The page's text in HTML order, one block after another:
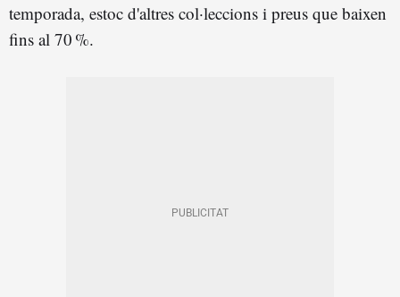
temporada, estoc d'altres col·leccions i preus que baixen
fins al 70 %.